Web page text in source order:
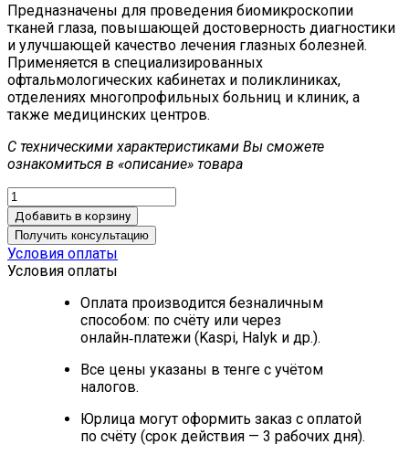
Предназначены для проведения биомикроскопии
тканей глаза, повышающей достоверность диагностики
и улучшающей качество лечения глазных болезней.
Применяется в специализированных
офтальмологических кабинетах и поликлиниках,
отделениях многопрофильных больниц и клиник, а
также медицинских центров.
С техническими характеристиками Вы сможете
ознакомиться в «описание» товара
Добавить в корзину
Получить консультацию
Условия оплаты
Условия оплаты
Оплата производится безналичным
способом: по счёту или через
онлайн‑платежи (Kaspi, Halyk и др.).
Все цены указаны в тенге с учётом
налогов.
Юрлица могут оформить заказ с оплатой
по счёту (срок действия — 3 рабочих дня).